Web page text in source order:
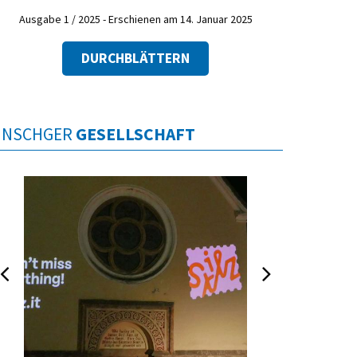
Ausgabe 1 / 2025 - Erschienen am 14. Januar 2025
DURCHBLÄTTERN
GESELLSCHAFT